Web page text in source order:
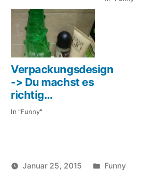
Verpackungsdesign
-> Du machst es
richtig…
In "Funny"
Januar 25, 2015
Veröffentlicht
Funny